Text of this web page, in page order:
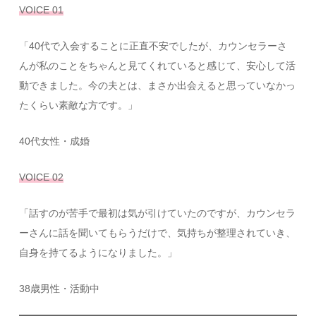
VOICE 01
「40代で入会することに正直不安でしたが、カウンセラーさ
んが私のことをちゃんと見てくれていると感じて、安心して活
動できました。今の夫とは、まさか出会えると思っていなかっ
たくらい素敵な方です。」
40代女性・成婚
VOICE 02
「話すのが苦手で最初は気が引けていたのですが、カウンセラ
ーさんに話を聞いてもらうだけで、気持ちが整理されていき、
自身を持てるようになりました。」
38歳男性・活動中